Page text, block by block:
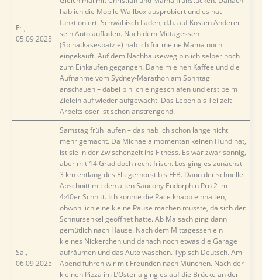
Fr.,
05.09.2025
hab ich die Mobile Wallbox ausprobiert und es hat
funktioniert. Schwäbisch Laden, d.h. auf Kosten Anderer
sein Auto aufladen. Nach dem Mittagessen
(Spinatkäsespätzle) hab ich für meine Mama noch
eingekauft. Auf dem Nachhauseweg bin ich selber noch
zum Einkaufen gegangen. Daheim einen Kaffee und die
Aufnahme vom Sydney-Marathon am Sonntag
anschauen – dabei bin ich eingeschlafen und erst beim
Zieleinlauf wieder aufgewacht. Das Leben als Teilzeit-
Arbeitsloser ist schon anstrengend.
Sa.,
06.09.2025
Samstag früh laufen – das hab ich schon lange nicht
mehr gemacht. Da Michaela momentan keinen Hund hat,
ist sie in der Zwischenzeit ins Fitness. Es war zwar sonnig,
aber mit 14 Grad doch recht frisch. Los ging es zunächst
3 km entlang des Fliegerhorst bis FFB. Dann der schnelle
Abschnitt mit den alten Saucony Endorphin Pro 2 im
4:40er Schnitt. Ich konnte die Pace knapp einhalten,
obwohl ich eine kleine Pause machen musste, da sich der
Schnürsenkel geöffnet hatte. Ab Maisach ging dann
gemütlich nach Hause. Nach dem Mittagessen ein
kleines Nickerchen und danach noch etwas die Garage
aufräumen und das Auto waschen. Typisch Deutsch. Am
Abend fuhren wir mit Freunden nach München. Nach der
kleinen Pizza im L’Osteria ging es auf die Brücke an der